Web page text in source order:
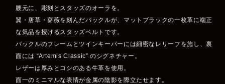
腰元に、彫刻とスタッズのオーラを。
翼・唐草・薔薇を刻んだバックルが、マットブラックの一枚革に端正
な気品を授けるスタッズベルトです。
バックルのフレームとツインキーパーには細密なレリーフを施し、裏
面には “Artemis Classic” のシグネチャー。
レザーは厚みとコシのある牛革を使用。
面一のミニマルな表情が金属の陰影を際立たせます。